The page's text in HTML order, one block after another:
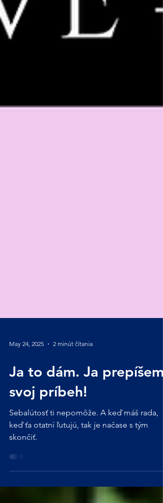
Ja to dám. Ja prepíšem
svoj príbeh!
Sebalútosť ti nepomôže. A keď máš rada,
keď ťa otatní ľutujú, tak je načase s tým
skončiť.